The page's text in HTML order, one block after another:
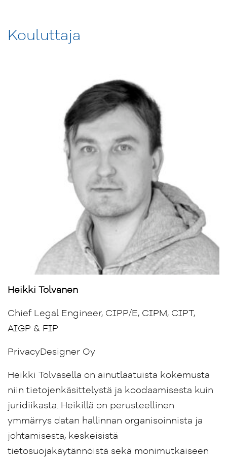
Kouluttaja
Heikki Tolvanen
Chief Legal Engineer, CIPP/E, CIPM, CIPT,
AIGP & FIP
PrivacyDesigner Oy
Heikki Tolvasella on ainutlaatuista kokemusta
niin tietojenkäsittelystä ja koodaamisesta kuin
juridiikasta. Heikillä on perusteellinen
ymmärrys datan hallinnan organisoinnista ja
johtamisesta, keskeisistä
tietosuojakäytännöistä sekä monimutkaiseen